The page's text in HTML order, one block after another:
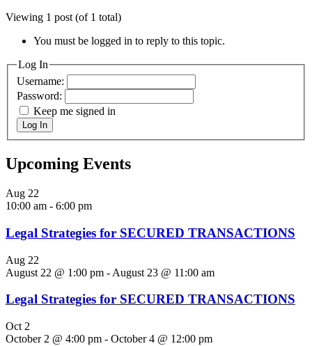
Viewing 1 post (of 1 total)
You must be logged in to reply to this topic.
Log In
Username:
Password:
Keep me signed in
Log In
Upcoming Events
Aug 22
10:00 am - 6:00 pm
Legal Strategies for SECURED TRANSACTIONS
Aug 22
August 22 @ 1:00 pm - August 23 @ 11:00 am
Legal Strategies for SECURED TRANSACTIONS
Oct 2
October 2 @ 4:00 pm - October 4 @ 12:00 pm